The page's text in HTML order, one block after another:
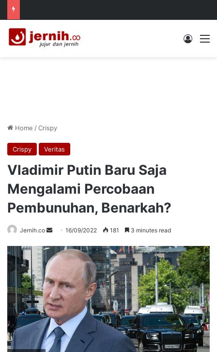
Log In
Home /Crispy
Crispy Veritas
Vladimir Putin Baru Saja
Mengalami Percobaan
Pembunuhan, Benarkah?
Jernih.co
Send
email
16/09/2022 181 3 minutes read